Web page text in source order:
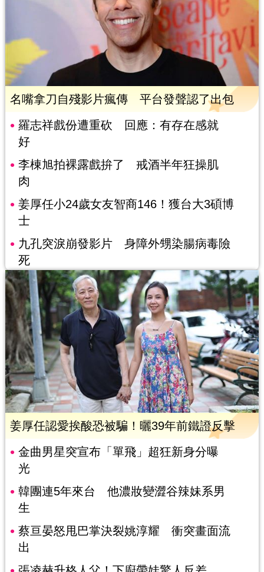
名嘴拿刀自殘影片瘋傳 平台發聲認了出包
羅志祥戲份遭重砍 回應：有存在感就
好
李棟旭拍裸露戲拚了 戒酒半年狂操肌
肉
姜厚任小24歲女友智商146！獲台大3碩博
士
九孔突淚崩發影片 身障外甥染腸病毒險
死
姜厚任認愛挨酸恐被騙！曬39年前鐵證反擊
金曲男星突宣布「單飛」超狂新身分曝
光
韓團連5年來台 他濃妝變澀谷辣妹系男
生
蔡亘晏怒甩巴掌決裂姚淳耀 衝突畫面流
出